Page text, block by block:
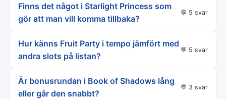
Finns det något i Starlight Princess som
gör att man vill komma tillbaka?
💬 5 svar
Hur känns Fruit Party i tempo jämfört med
andra slots på listan?
💬 5 svar
Är bonusrundan i Book of Shadows lång
eller går den snabbt?
💬 3 svar